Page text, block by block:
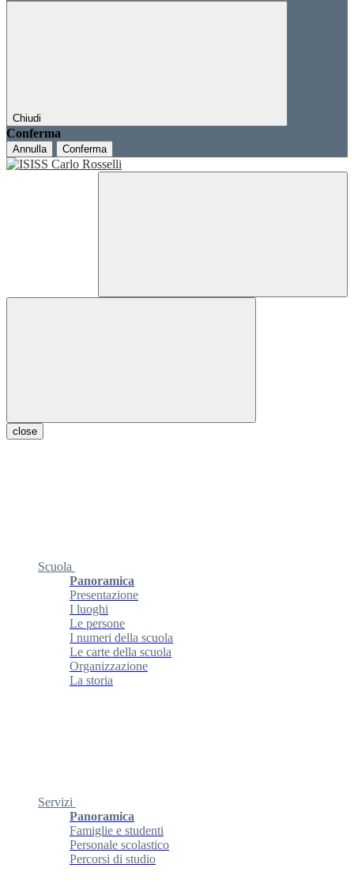
Chiudi
Conferma
Annulla Conferma
close
Scuola
Panoramica
Presentazione
I luoghi
Le persone
I numeri della scuola
Le carte della scuola
Organizzazione
La storia
Servizi
Panoramica
Famiglie e studenti
Personale scolastico
Percorsi di studio